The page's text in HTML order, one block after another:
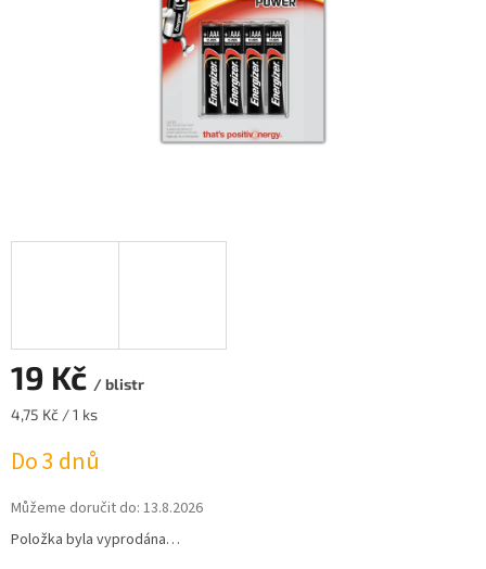
19 Kč / blistr
Měrná
4,75 Kč / 1 ks
Do 3 dnů
Můžeme doručit do: 13.8.2026
Položka byla vyprodána…